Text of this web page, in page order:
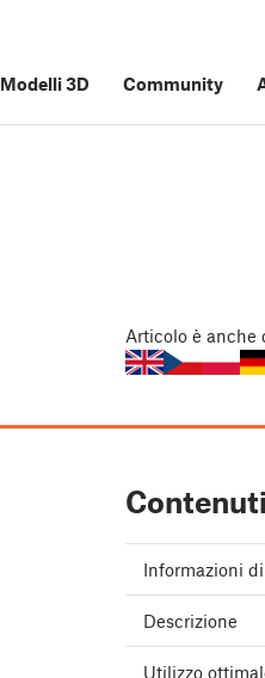
Modelli 3D Community
Articolo è anche
Contenuti
Informazioni
Descrizione
Utilizzo